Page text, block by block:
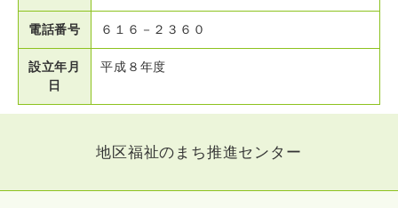
電話番号 ６１６－２３６０
設立年月
日
平成８年度
地区福祉のまち推進センター